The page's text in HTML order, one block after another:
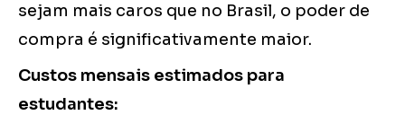
sejam mais caros que no Brasil, o poder de
compra é significativamente maior.
Custos mensais estimados para
estudantes: